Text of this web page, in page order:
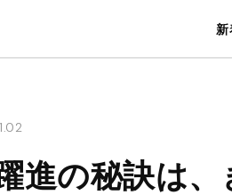
新
進の秘訣は